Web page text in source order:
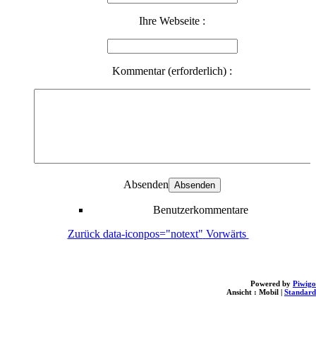
Ihre Webseite :
Kommentar (erforderlich) :
Absenden
Benutzerkommentare
Zurück data-iconpos="notext" Vorwärts
Powered by Piwigo
Ansicht : Mobil | Standard